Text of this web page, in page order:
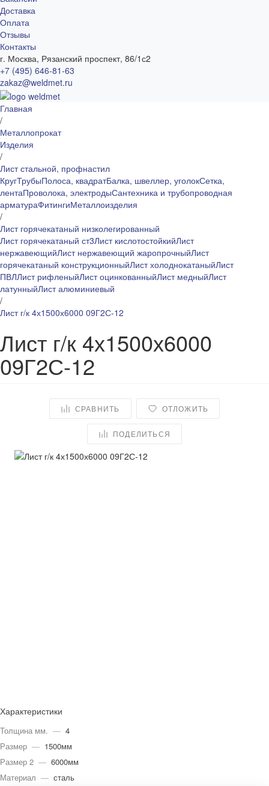
Доставка
Оплата
Отзывы
Контакты
г. Москва, Рязанский проспект, 86/1с2
+7 (495) 646-81-63
zakaz@weldmet.ru
Главная
/
Металлопрокат
Изделия
/
Лист стальной, профнастил
КругТрубыПолоса, квадратБалка, швеллер, уголокСетка,
лентаПроволока, электродыСантехника и трубопроводная
арматураФитингиМеталлоизделия
/
Лист горячекатаный низколегированный
Лист горячекатаный ст3Лист кислотостойкийЛист
нержавеющийЛист нержавеющий жаропрочныйЛист
горячекатаный конструкционныйЛист холоднокатаныйЛист
ПВЛЛист рифленыйЛист оцинкованныйЛист медныйЛист
латунныйЛист алюминиевый
/
Лист г/к 4х1500х6000 09Г2С-12
Лист г/к 4х1500х6000
09Г2С-12
СРАВНИТЬ ОТЛОЖИТЬ
ПОДЕЛИТЬСЯ
Характеристики
Толщина мм. — 4
Размер — 1500мм
Размер 2 — 6000мм
Материал — сталь